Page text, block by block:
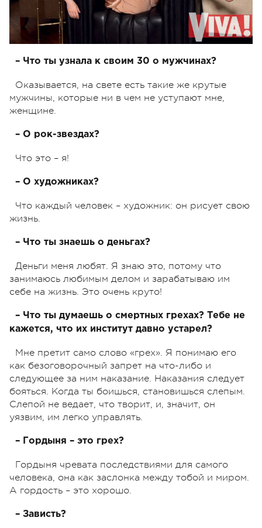
– Что ты узнала к своим 30 о мужчинах?
Оказывается, на свете есть такие же крутые
мужчины, которые ни в чем не уступают мне,
женщине.
– О рок-звездах?
Что это – я!
– О художниках?
Что каждый человек – художник: он рисует свою
жизнь.
– Что ты знаешь о деньгах?
Деньги меня любят. Я знаю это, потому что
занимаюсь любимым делом и зарабатываю им
себе на жизнь. Это очень круто!
– Что ты думаешь о смертных грехах? Тебе не
кажется, что их институт давно устарел?
Мне претит само слово «грех». Я понимаю его
как безоговорочный запрет на что-либо и
следующее за ним наказание. Наказания следует
бояться. Когда ты боишься, становишься слепым.
Слепой не ведает, что творит, и, значит, он
уязвим, им легко управлять.
– Гордыня – это грех?
Гордыня чревата последствиями для самого
человека, она как заслонка между тобой и миром.
А гордость – это хорошо.
– Зависть?